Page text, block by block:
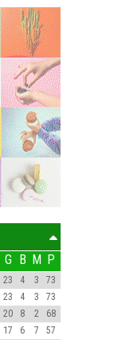
G B M P
23 4 3
73
23 4 3
73
20 8 2
68
17 6 7
57